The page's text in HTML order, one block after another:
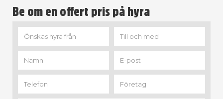
Be om en offert pris på hyra